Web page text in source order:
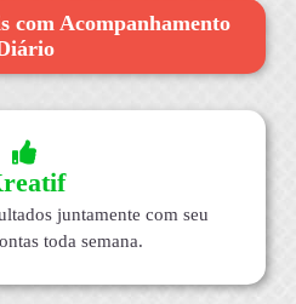
com Acompanhamento
juntamente com seu
toda semana.